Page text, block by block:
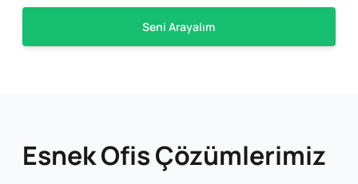
Seni Arayalım
Esnek Ofis Çözümlerimiz